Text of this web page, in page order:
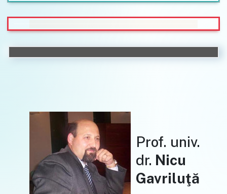
Prof. univ.
dr. Nicu
Gavriluţă